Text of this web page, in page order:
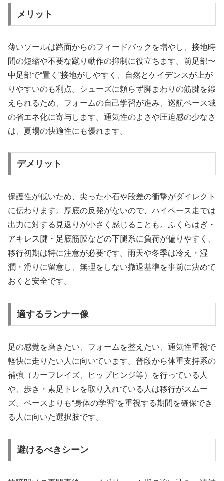
メリット
薄いソールは路面からのフィードバックを増やし、接地時
間の短縮や不要な蹴り動作の抑制に役立ちます。前足部〜
中足部で“置く”接地がしやすく、自然とケイデンスが上が
りやすいのも利点。シューズに頼らず脚まわりの筋腱を鍛
えられるため、フォームの自己学習が進み、巡航ペース域
の省エネ化に寄与します。通気性のよさや圧迫感の少なさ
は、夏場の快適性にも優れます。
デメリット
保護性が低いため、尖った小石や段差の衝撃がダイレクト
に伝わります。厚底の反発がないので、ハイペース走では
出力に対する見返りが小さく感じることも。ふくらはぎ・
アキレス腱・足底筋膜などの下腿系に負荷が偏りやすく、
移行初期は特に注意が必要です。雨天や冬季は冷え・湿
潤・滑りに留意し、無理をしない撤退基準を事前に決めて
おくと安全です。
適するランナー像
足の感覚を磨きたい、フォームを整えたい、通気性重視で
軽快に走りたい人に向いています。普段から体重支持系の
補強（カーフレイズ、ヒップヒンジ等）を行っている人
や、歩き・素足トレを取り入れている人は移行がスムー
ズ。ペースよりも“身体の学習”を重視する期間を確保でき
る人に向いた選択肢です。
避けるべきシーン